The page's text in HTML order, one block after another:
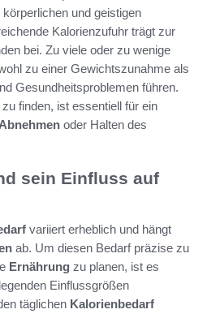
und geistigen
Kalorienzufuhr trägt zur
bei. Zu viele oder zu wenige
zu einer Gewichtszunahme als
Gesundheitsproblemen führen.
finden, ist essentiell für ein
Abnehmen oder Halten des
sein Einfluss auf
variiert erheblich und hängt
ab. Um diesen Bedarf präzise zu
Ernährung zu planen, ist es
Einflussgrößen
täglichen Kalorienbedarf